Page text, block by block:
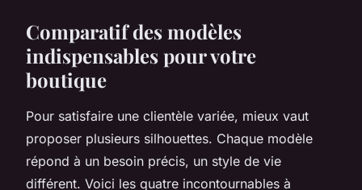
Comparatif des modèles
indispensables pour votre
boutique
Pour satisfaire une clientèle variée, mieux vaut
proposer plusieurs silhouettes. Chaque modèle
répond à un besoin précis, un style de vie
différent. Voici les quatre incontournables à